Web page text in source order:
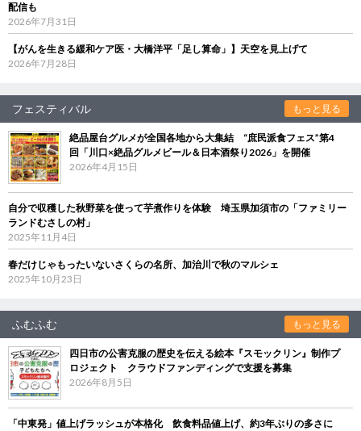
配信も
2026年7月31日
【がんを生きる緩和ケア医・大橋洋平「足し算命」】天空を見上げて
2026年7月28日
フェスティバル もっと見る
絶品屋台グルメが全国各地から大集結 “庶民派食フェス”第4
回「川口×絶品グルメビール＆日本酒祭り2026」を開催
2026年4月15日
自分で収穫した秋野菜を使って芋煮作りを体験 埼玉県加須市の「ファミリー
ランドむさしの村」
2025年11月4日
春だけじゃもったいないさくらの名所、加治川で秋のマルシェ
2025年10月23日
ふむふむ もっと見る
四日市の公害克服の歴史を伝える絵本『スモックリン』制作プ
ロジェクト クラウドファンディングで支援を募集
2026年8月5日
「中東発」値上げラッシュが本格化 飲食料品値上げ、約3年ぶりの多さに